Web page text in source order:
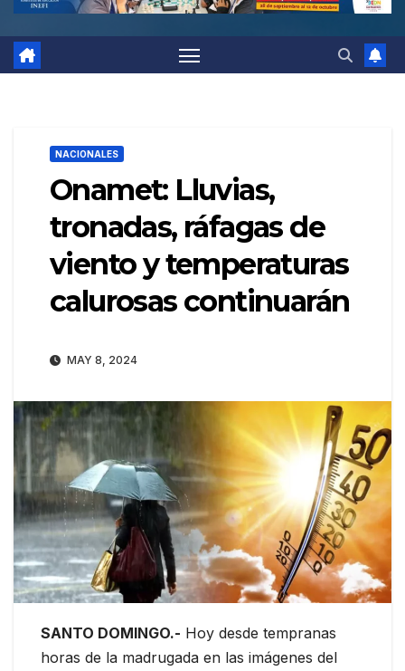
NACIONALES
Onamet: Lluvias,
tronadas, ráfagas de
viento y temperaturas
calurosas continuarán
MAY 8, 2024
SANTO DOMINGO.- Hoy desde tempranas
horas de la madrugada en las imágenes del